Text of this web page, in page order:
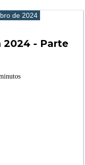
de 2024
2024 - Parte